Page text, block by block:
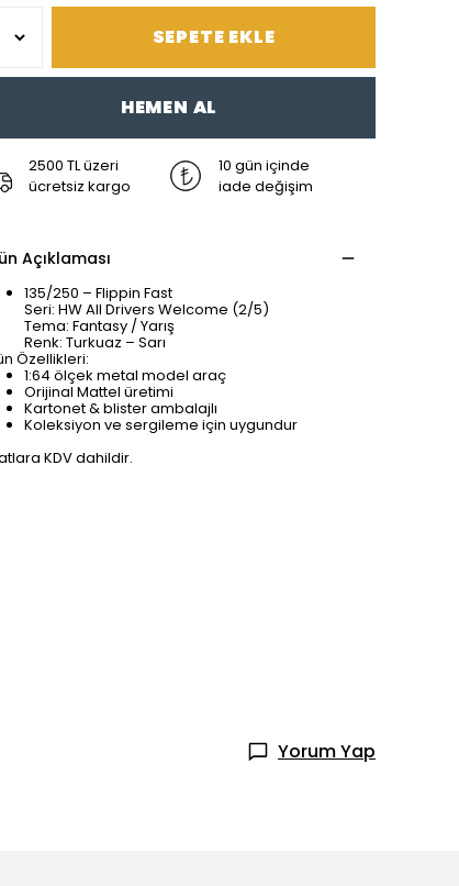
SEPETE EKLE
HEMEN AL
2500 TL üzeri
ücretsiz kargo
10 gün içinde
iade değişim
Açıklaması
135/250 – Flippin Fast
Seri: HW All Drivers Welcome (2/5)
Tema: Fantasy / Yarış
Renk: Turkuaz – Sarı
Özellikleri:
1:64 ölçek metal model araç
Orijinal Mattel üretimi
Kartonet & blister ambalajlı
Koleksiyon ve sergileme için uygundur
KDV dahildir.
Yorum Yap